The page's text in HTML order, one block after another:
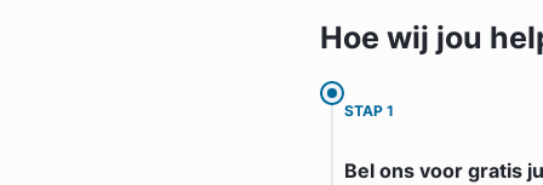
Hoe wij jou
STAP 1
Bel ons voor gratis